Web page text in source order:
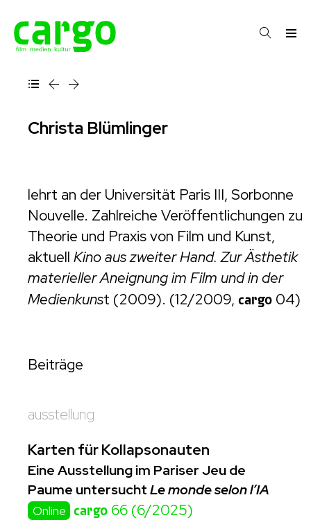
Christa Blümlinger
lehrt an der Universität Paris III, Sorbonne
Nouvelle. Zahlreiche Veröffentlichungen zu
Theorie und Praxis von Film und Kunst,
aktuell Kino aus zweiter Hand. Zur Ästhetik
materieller Aneignung im Film und in der
Medienkunst (2009). (12/2009, cargo 04)
Beiträge
ausstellung
Karten für Kollapsonauten
Eine Ausstellung im Pariser Jeu de
Paume untersuchtLe monde selon l’IA
Online cargo 66 (6/2025)